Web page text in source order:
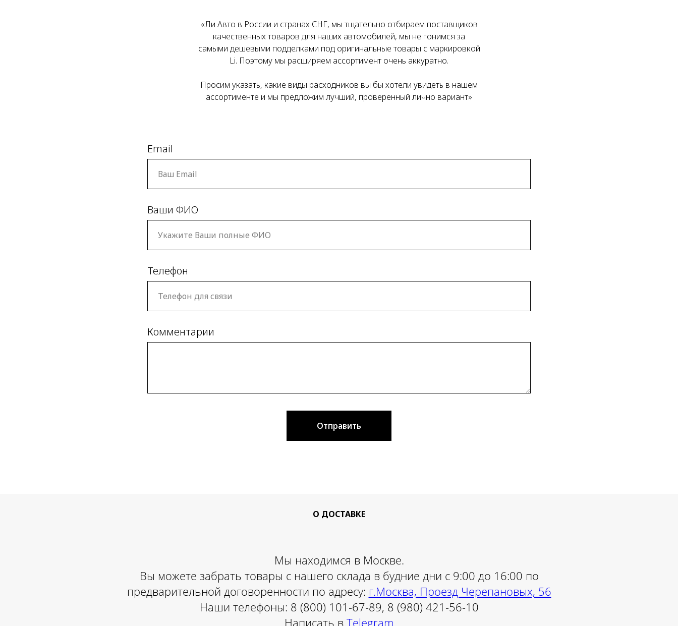
«Ли Авто в России и странах СНГ, мы тщательно отбираем поставщиков
качественных товаров для наших автомобилей, мы не гонимся за
самыми дешевыми подделками под оригинальные товары с маркировкой
Li. Поэтому мы расширяем ассортимент очень аккуратно.
Просим указать, какие виды расходников вы бы хотели увидеть в нашем
ассортименте и мы предложим лучший, проверенный лично вариант»
Email
Ваши ФИО
Телефон
Комментарии
Отправить
О ДОСТАВКЕ
Мы находимся в Москве.
Вы можете забрать товары c нашего склада в будние дни с 9:00 до 16:00 по
предварительной договоренности по адресу: г.Москва, Проезд Черепановых, 56
Наши телефоны: 8 (800) 101-67-89, 8 (980) 421-56-10
Написать в Telegram